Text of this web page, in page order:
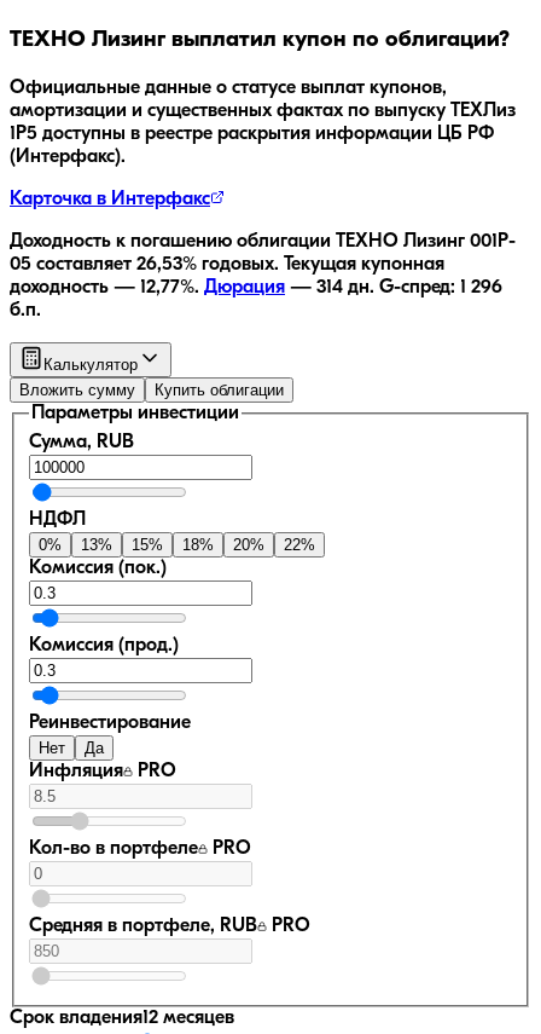
ТЕХНО Лизинг выплатил купон по облигации?
Официальные данные о статусе выплат купонов,
амортизации и существенных фактах по выпуску ТЕХЛиз
1P5 доступны в реестре раскрытия информации ЦБ РФ
(Интерфакс).
Карточка в Интерфакс
Доходность к погашению облигации ТЕХНО Лизинг 001P-
05 составляет 26,53% годовых. Текущая купонная
доходность — 12,77%. Дюрация — 314 дн. G-спред: 1 296
б.п.
Калькулятор
Вложить сумму
Купить облигации
Параметры инвестиции
Сумма, RUB
НДФЛ
0% 13% 15% 18% 20% 22%
Комиссия (пок.)
Комиссия (прод.)
Реинвестирование
Нет Да
Инфляция PRO
Кол-во в портфеле PRO
Средняя в портфеле, RUB PRO
Срок владения12 месяцев